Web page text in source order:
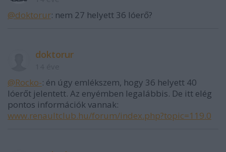
@doktorur: nem 27 helyett 36 lóerő?
doktorur
@Rocko-: én úgy emlékszem, hogy 36 helyett 40
lóerőt jelentett. Az enyémben legalábbis. De itt elég
pontos információk vannak:
www.renaultclub.hu/forum/index.php?topic=119.0